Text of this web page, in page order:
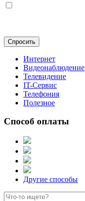
Интернет
Видеонаблюдение
Телевидение
IT-Сервис
Телефония
Полезное
Способ оплаты
Другие способы